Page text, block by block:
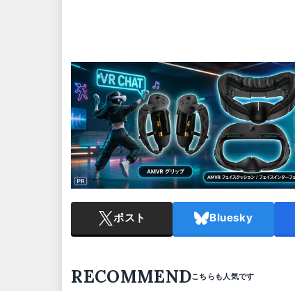
ポスト Bluesky
RECOMMEND